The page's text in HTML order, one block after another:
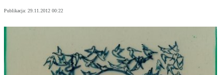
Publikacja: 29.11.2012 00:22